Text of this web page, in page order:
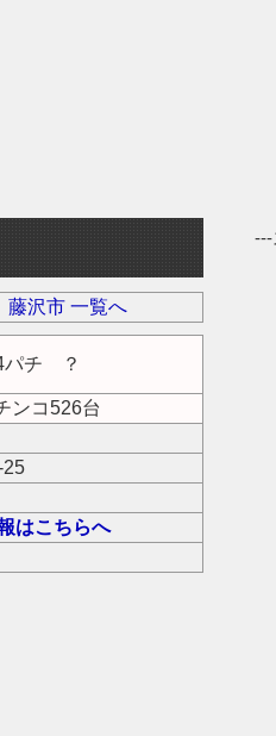
藤沢市 一覧へ
パチ ？
ンコ526台
25
はこちらへ
---